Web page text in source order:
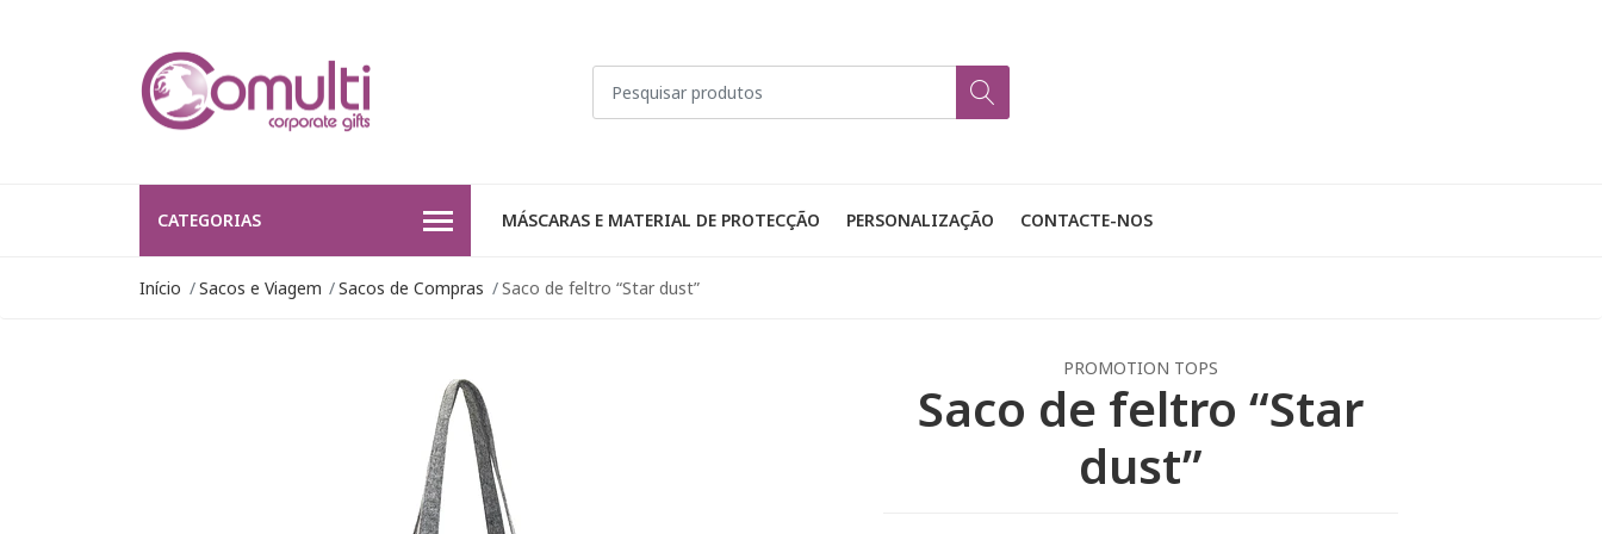
CATEGORIAS MÁSCARAS E MATERIAL DE PROTECÇÃO PERSONALIZAÇÃO CONTACTE-NOS
Início Sacos e Viagem Sacos de Compras Saco de feltro “Star dust”
PROMOTION TOPS
Saco de feltro “Star
dust”